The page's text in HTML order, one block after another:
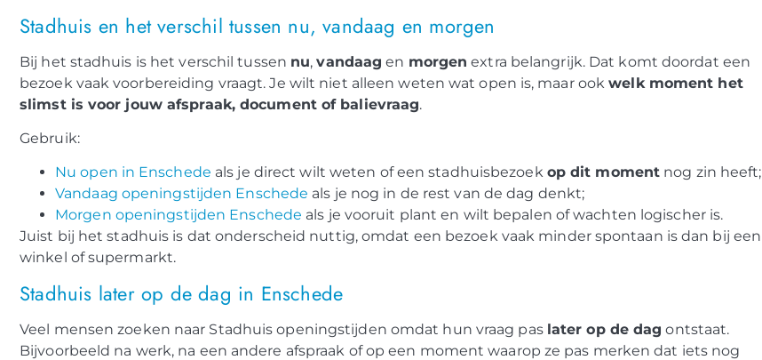
Stadhuis en het verschil tussen nu, vandaag en morgen
Bij het stadhuis is het verschil tussen nu,vandaag en morgen extra belangrijk. Dat komt doordat een
bezoek vaak voorbereiding vraagt. Je wilt niet alleen weten wat open is, maar ookwelk moment het
slimst is voor jouw afspraak, document of balievraag.
Gebruik:
Nu open in Enschede als je direct wilt weten of een stadhuisbezoek op dit moment nog zin heeft;
Vandaag openingstijden Enschede als je nog in de rest van de dag denkt;
Morgen openingstijden Enschede als je vooruit plant en wilt bepalen of wachten logischer is.
Juist bij het stadhuis is dat onderscheid nuttig, omdat een bezoek vaak minder spontaan is dan bij een
winkel of supermarkt.
Stadhuis later op de dag in Enschede
Veel mensen zoeken naar Stadhuis openingstijden omdat hun vraag pas later op de dag ontstaat.
Bijvoorbeeld na werk, na een andere afspraak of op een moment waarop ze pas merken dat iets nog